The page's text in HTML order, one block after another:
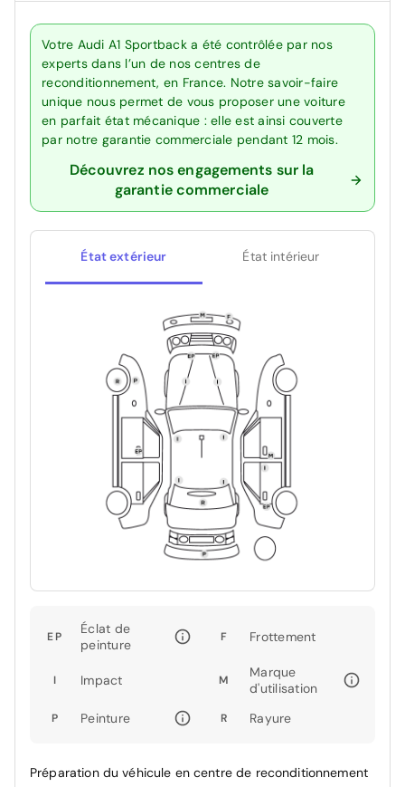
Votre Audi A1 Sportback a été contrôlée par nos
experts dans l’un de nos centres de
reconditionnement, en France. Notre savoir-faire
unique nous permet de vous proposer une voiture
en parfait état mécanique : elle est ainsi couverte
par notre garantie commerciale pendant 12 mois.
Découvrez nos engagements sur la
garantie commerciale
État extérieur État intérieur
EP
Éclat de
peinture
F Frottement
I Impact M
Marque
d'utilisation
P Peinture R Rayure
Préparation du véhicule en centre de reconditionnement